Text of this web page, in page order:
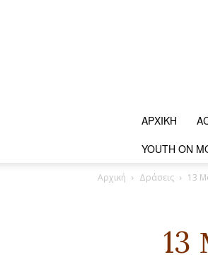
ΑΡΧΙΚΗ
YOUTH ON
Αρχική Δράσεις 13
13